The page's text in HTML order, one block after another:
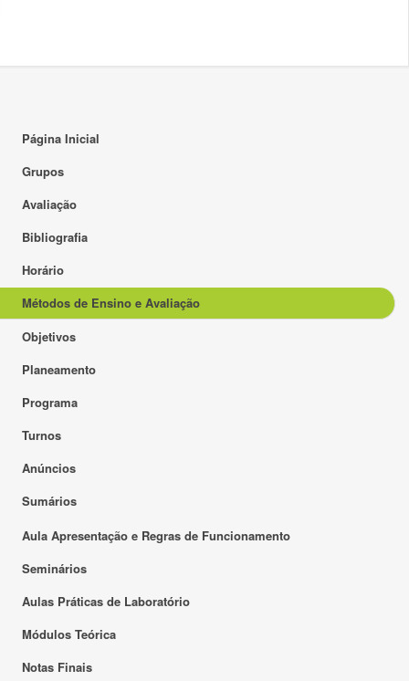
Página Inicial
Grupos
Avaliação
Bibliografia
Horário
Métodos de Ensino e Avaliação
Objetivos
Planeamento
Programa
Turnos
Anúncios
Sumários
Aula Apresentação e Regras de Funcionamento
Seminários
Aulas Práticas de Laboratório
Módulos Teórica
Notas Finais